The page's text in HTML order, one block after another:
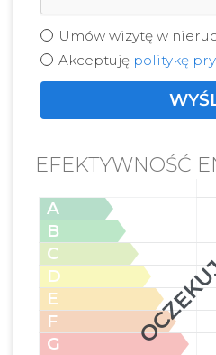
Umów wizytę w
Akceptuję politykę
EFEKTYWNOŚĆ
A
B
C
D
E
F
G